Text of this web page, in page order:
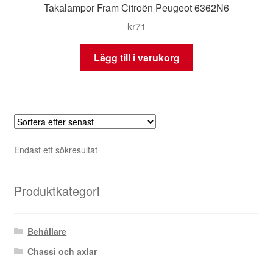
Takalampor Fram Citroën Peugeot 6362N6
kr71
Lägg till i varukorg
Endast ett sökresultat
Produktkategori
Behållare
Chassi och axlar